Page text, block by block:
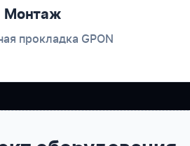
Монтаж
прокладка GPON